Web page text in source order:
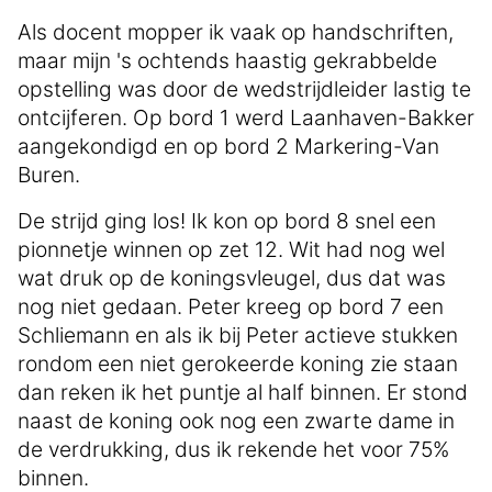
Als docent mopper ik vaak op handschriften,
maar mijn 's ochtends haastig gekrabbelde
opstelling was door de wedstrijdleider lastig te
ontcijferen. Op bord 1 werd Laanhaven-Bakker
aangekondigd en op bord 2 Markering-Van
Buren.
De strijd ging los! Ik kon op bord 8 snel een
pionnetje winnen op zet 12. Wit had nog wel
wat druk op de koningsvleugel, dus dat was
nog niet gedaan. Peter kreeg op bord 7 een
Schliemann en als ik bij Peter actieve stukken
rondom een niet gerokeerde koning zie staan
dan reken ik het puntje al half binnen. Er stond
naast de koning ook nog een zwarte dame in
de verdrukking, dus ik rekende het voor 75%
binnen.